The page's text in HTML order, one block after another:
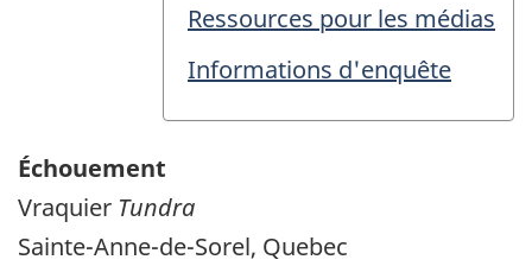
Ressources pour les médias
Informations d'enquête
Échouement
Vraquier Tundra
Sainte-Anne-de-Sorel, Quebec